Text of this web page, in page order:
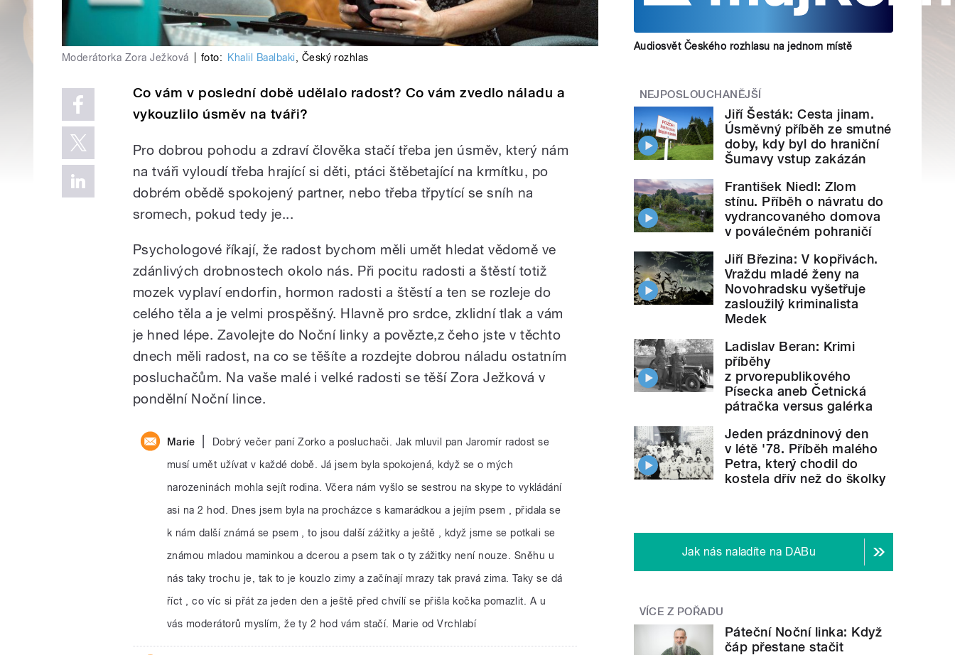
Moderátorka Zora Ježková foto: Khalil Baalbaki, Český rozhlas
Co vám v poslední době udělalo radost? Co vám zvedlo náladu a
vykouzlilo úsměv na tváři?
Pro dobrou pohodu a zdraví člověka stačí třeba jen úsměv, který nám
na tváři vyloudí třeba hrající si děti, ptáci štěbetající na krmítku, po
dobrém obědě spokojený partner, nebo třeba třpytící se sníh na
sromech, pokud tedy je...
Psychologové říkají, že radost bychom měli umět hledat vědomě ve
zdánlivých drobnostech okolo nás. Při pocitu radosti a štěstí totiž
mozek vyplaví endorfin, hormon radosti a štěstí a ten se rozleje do
celého těla a je velmi prospěšný. Hlavně pro srdce, zklidní tlak a vám
je hned lépe. Zavolejte do Noční linky a povězte,z čeho jste v těchto
dnech měli radost, na co se těšíte a rozdejte dobrou náladu ostatním
posluchačům. Na vaše malé i velké radosti se těší Zora Ježková v
pondělní Noční lince.
Marie
Dobrý večer paní Zorko a posluchači. Jak mluvil pan Jaromír radost se
musí umět užívat v každé době. Já jsem byla spokojená, když se o mých
narozeninách mohla sejít rodina. Včera nám vyšlo se sestrou na skype to vykládání
asi na 2 hod. Dnes jsem byla na procházce s kamarádkou a jejím psem , přidala se
k nám další známá se psem , to jsou další zážitky a ještě , když jsme se potkali se
známou mladou maminkou a dcerou a psem tak o ty zážitky není nouze. Sněhu u
nás taky trochu je, tak to je kouzlo zimy a začínají mrazy tak pravá zima. Taky se dá
říct , co víc si přát za jeden den a ještě před chvílí se přišla kočka pomazlit. A u
vás moderátorů myslím, že ty 2 hod vám stačí. Marie od Vrchlabí
Audiosvět Českého rozhlasu na jednom místě
NEJPOSLOUCHANĚJŠÍ
Jiří Šesták: Cesta jinam.
Úsměvný příběh ze smutné
doby, kdy byl do hraniční
Šumavy vstup zakázán
František Niedl: Zlom
stínu. Příběh o návratu do
vydrancovaného domova
v poválečném pohraničí
Jiří Březina: V kopřivách.
Vraždu mladé ženy na
Novohradsku vyšetřuje
zasloužilý kriminalista
Medek
Ladislav Beran: Krimi
příběhy
z prvorepublikového
Písecka aneb Četnická
pátračka versus galérka
Jeden prázdninový den
v létě '78. Příběh malého
Petra, který chodil do
kostela dřív než do školky
Jak nás naladíte na DABu
VÍCE Z POŘADU
Páteční Noční linka: Když
čáp přestane stačit